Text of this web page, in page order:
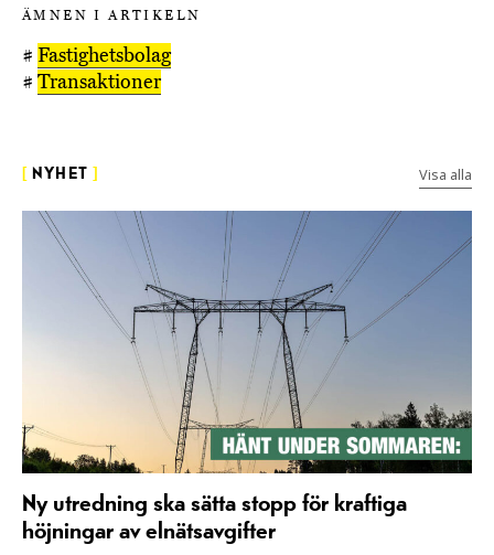
ÄMNEN I ARTIKELN
# Fastighetsbolag
# Transaktioner
NYHET Visa alla
Ny utredning ska sätta stopp för kraftiga
höjningar av elnätsavgifter